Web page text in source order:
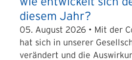
diesem Jahr?
05. August 2026 • Mit der
hat sich in unserer
verändert und die